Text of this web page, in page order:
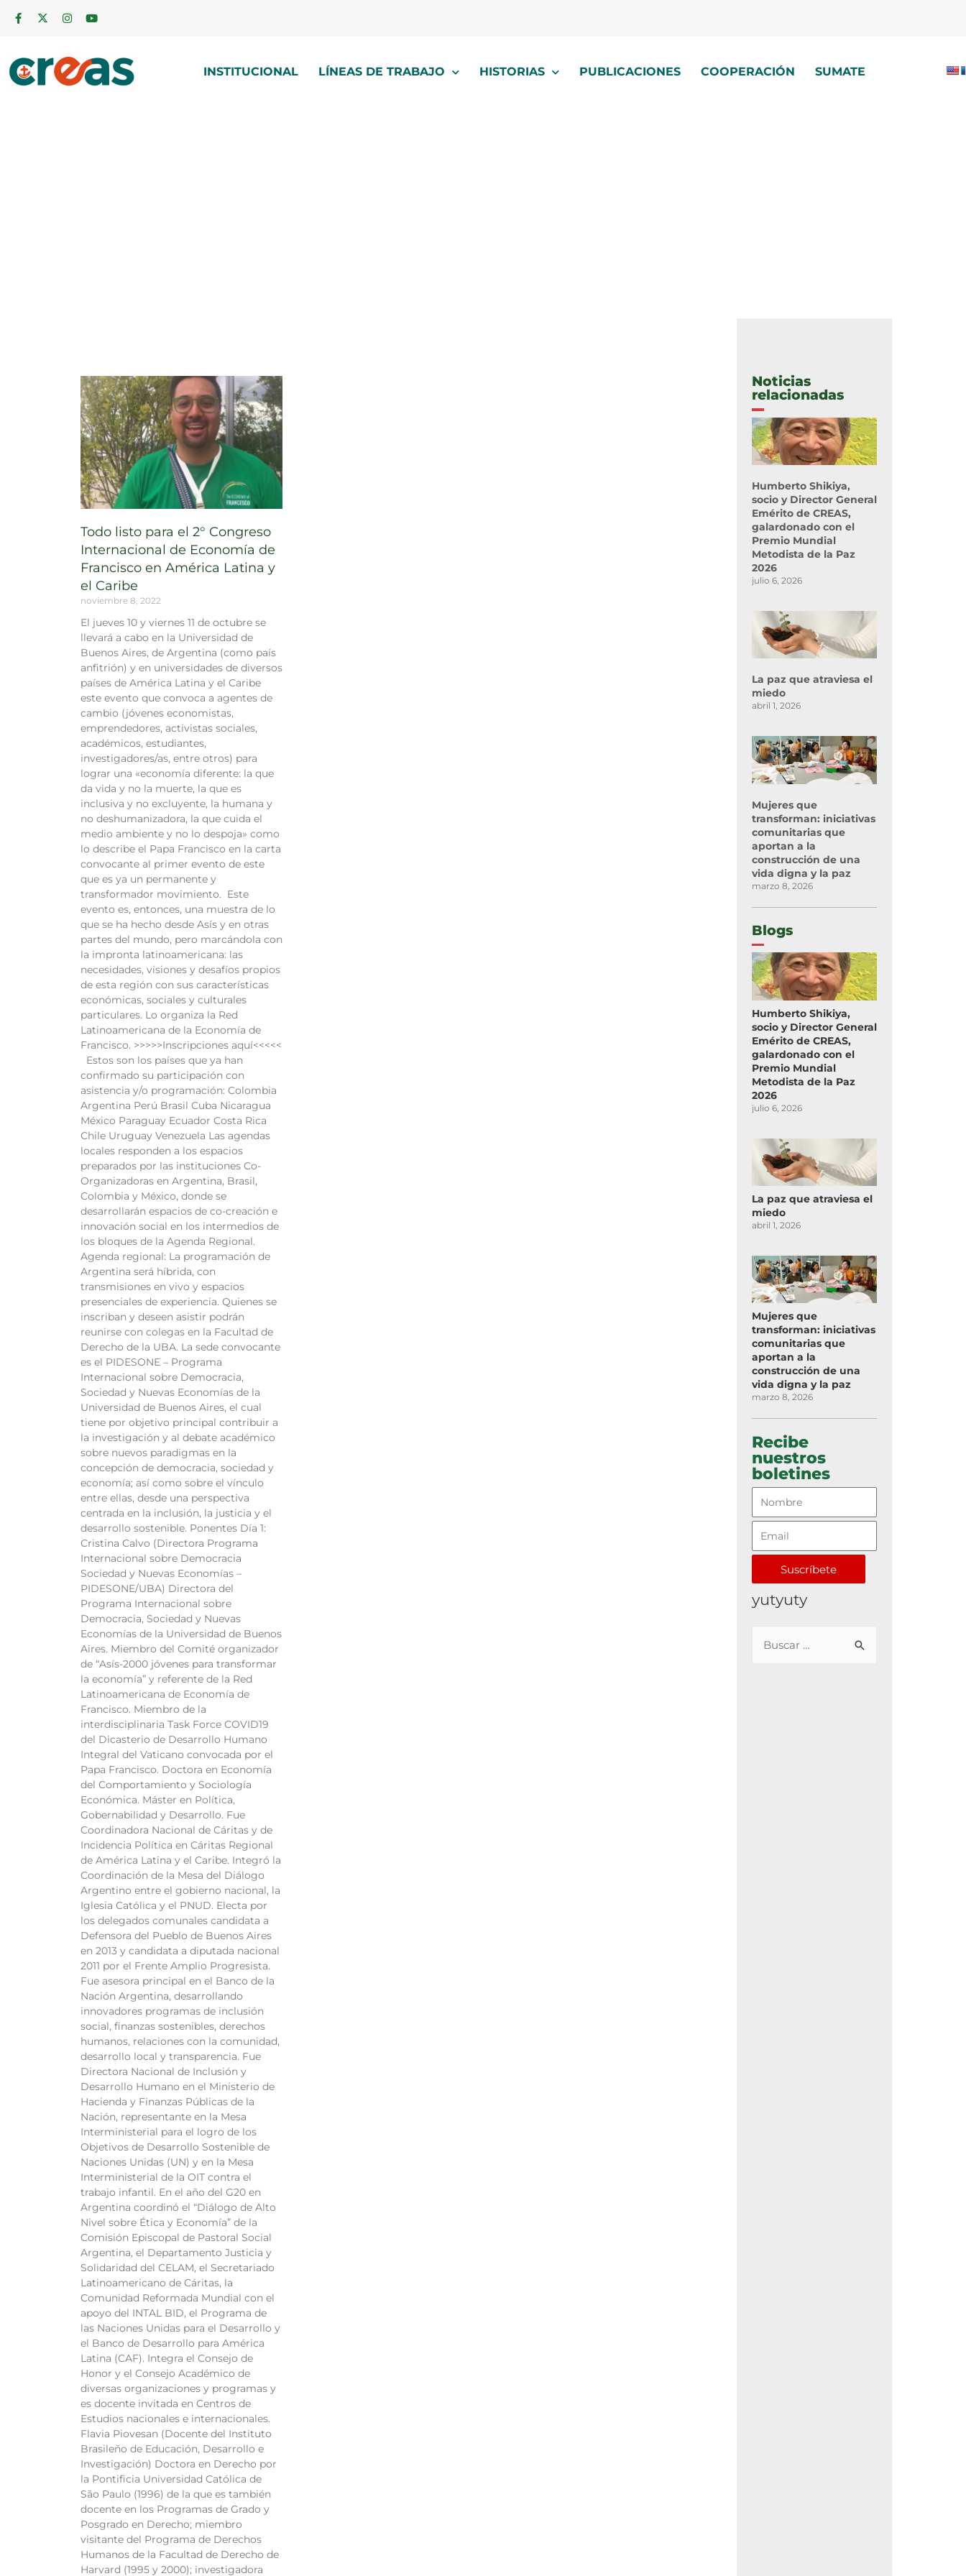
INSTITUCIONAL LÍNEAS DE TRABAJO HISTORIAS PUBLICACIONES COOPERACIÓN SUMATE
Todo listo para el 2° Congreso
Internacional de Economía de
Francisco en América Latina y
el Caribe
noviembre 8, 2022
El jueves 10 y viernes 11 de octubre se
llevará a cabo en la Universidad de
Buenos Aires, de Argentina (como país
anfitrión) y en universidades de diversos
países de América Latina y el Caribe
este evento que convoca a agentes de
cambio (jóvenes economistas,
emprendedores, activistas sociales,
académicos, estudiantes,
investigadores/as, entre otros) para
lograr una «economía diferente: la que
da vida y no la muerte, la que es
inclusiva y no excluyente, la humana y
no deshumanizadora, la que cuida el
medio ambiente y no lo despoja» como
lo describe el Papa Francisco en la carta
convocante al primer evento de este
que es ya un permanente y
transformador movimiento. Este
evento es, entonces, una muestra de lo
que se ha hecho desde Asís y en otras
partes del mundo, pero marcándola con
la impronta latinoamericana: las
necesidades, visiones y desafíos propios
de esta región con sus características
económicas, sociales y culturales
particulares. Lo organiza la Red
Latinoamericana de la Economía de
Francisco. >>>>>Inscripciones aquí<<<<<
Estos son los países que ya han
confirmado su participación con
asistencia y/o programación: Colombia
Argentina Perú Brasil Cuba Nicaragua
México Paraguay Ecuador Costa Rica
Chile Uruguay Venezuela Las agendas
locales responden a los espacios
preparados por las instituciones Co-
Organizadoras en Argentina, Brasil,
Colombia y México, donde se
desarrollarán espacios de co-creación e
innovación social en los intermedios de
los bloques de la Agenda Regional.
Agenda regional: La programación de
Argentina será híbrida, con
transmisiones en vivo y espacios
presenciales de experiencia. Quienes se
inscriban y deseen asistir podrán
reunirse con colegas en la Facultad de
Derecho de la UBA. La sede convocante
es el PIDESONE – Programa
Internacional sobre Democracia,
Sociedad y Nuevas Economías de la
Universidad de Buenos Aires, el cual
tiene por objetivo principal contribuir a
la investigación y al debate académico
sobre nuevos paradigmas en la
concepción de democracia, sociedad y
economía; así como sobre el vínculo
entre ellas, desde una perspectiva
centrada en la inclusión, la justicia y el
desarrollo sostenible. Ponentes Día 1:
Cristina Calvo (Directora Programa
Internacional sobre Democracia
Sociedad y Nuevas Economías –
PIDESONE/UBA) Directora del
Programa Internacional sobre
Democracia, Sociedad y Nuevas
Economías de la Universidad de Buenos
Aires. Miembro del Comité organizador
de “Asís-2000 jóvenes para transformar
la economía” y referente de la Red
Latinoamericana de Economía de
Francisco. Miembro de la
interdisciplinaria Task Force COVID19
del Dicasterio de Desarrollo Humano
Integral del Vaticano convocada por el
Papa Francisco. Doctora en Economía
del Comportamiento y Sociología
Económica. Máster en Política,
Gobernabilidad y Desarrollo. Fue
Coordinadora Nacional de Cáritas y de
Incidencia Política en Cáritas Regional
de América Latina y el Caribe. Integró la
Coordinación de la Mesa del Diálogo
Argentino entre el gobierno nacional, la
Iglesia Católica y el PNUD. Electa por
los delegados comunales candidata a
Defensora del Pueblo de Buenos Aires
en 2013 y candidata a diputada nacional
2011 por el Frente Amplio Progresista.
Fue asesora principal en el Banco de la
Nación Argentina, desarrollando
innovadores programas de inclusión
social, finanzas sostenibles, derechos
humanos, relaciones con la comunidad,
desarrollo local y transparencia. Fue
Directora Nacional de Inclusión y
Desarrollo Humano en el Ministerio de
Hacienda y Finanzas Públicas de la
Nación, representante en la Mesa
Interministerial para el logro de los
Objetivos de Desarrollo Sostenible de
Naciones Unidas (UN) y en la Mesa
Interministerial de la OIT contra el
trabajo infantil. En el año del G20 en
Argentina coordinó el “Diálogo de Alto
Nivel sobre Ética y Economía” de la
Comisión Episcopal de Pastoral Social
Argentina, el Departamento Justicia y
Solidaridad del CELAM, el Secretariado
Latinoamericano de Cáritas, la
Comunidad Reformada Mundial con el
apoyo del INTAL BID, el Programa de
las Naciones Unidas para el Desarrollo y
el Banco de Desarrollo para América
Latina (CAF). Integra el Consejo de
Honor y el Consejo Académico de
diversas organizaciones y programas y
es docente invitada en Centros de
Estudios nacionales e internacionales.
Flavia Piovesan (Docente del Instituto
Brasileño de Educación, Desarrollo e
Investigación) Doctora en Derecho por
la Pontificia Universidad Católica de
São Paulo (1996) de la que es también
docente en los Programas de Grado y
Posgrado en Derecho; miembro
visitante del Programa de Derechos
Humanos de la Facultad de Derecho de
Harvard (1995 y 2000); investigadora
Noticias
relacionadas
Humberto Shikiya,
socio y Director General
Emérito de CREAS,
galardonado con el
Premio Mundial
Metodista de la Paz
2026
julio 6, 2026
La paz que atraviesa el
miedo
abril 1, 2026
Mujeres que
transforman: iniciativas
comunitarias que
aportan a la
construcción de una
vida digna y la paz
marzo 8, 2026
Blogs
Humberto Shikiya,
socio y Director General
Emérito de CREAS,
galardonado con el
Premio Mundial
Metodista de la Paz
2026
julio 6, 2026
La paz que atraviesa el
miedo
abril 1, 2026
Mujeres que
transforman: iniciativas
comunitarias que
aportan a la
construcción de una
vida digna y la paz
marzo 8, 2026
Recibe
nuestros
boletines
Suscríbete
yutyuty